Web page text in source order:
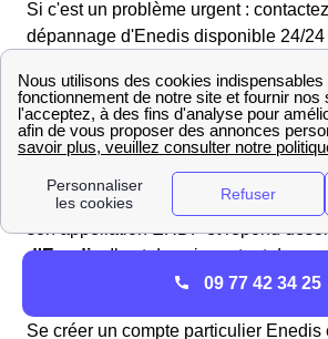
Si c'est un problème urgent :
dépannage d'Enedis disponible 24/
département pour obtenir le numéro
Comment créer un espace client
Le gestionnaire du réseau d'électricité
son appellation ERDF et répond
d'Enedis. Il est donc important de ne
Enedis (ex ERDF) et le fournisseur
Se créer un compte particulier Enedis
09 77 42 34 25